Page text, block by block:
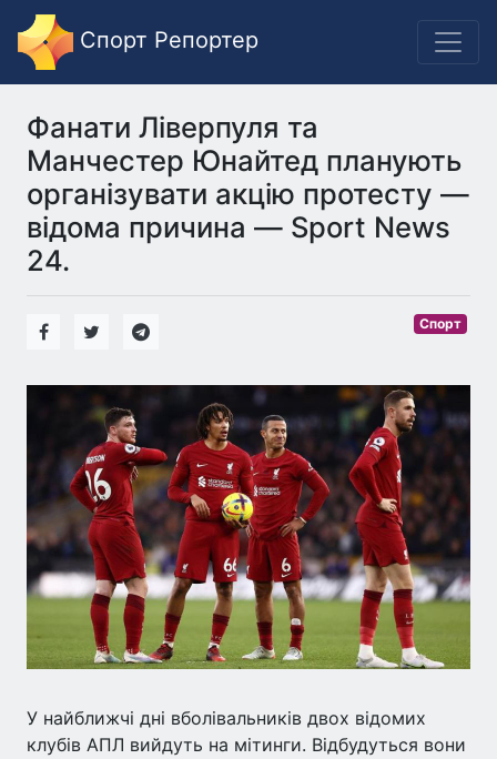
Спорт Репортер
Фанати Ліверпуля та
Манчестер Юнайтед планують
організувати акцію протесту —
відома причина — Sport News
24.
Спорт
У найближчі дні вболівальників двох відомих
клубів АПЛ вийдуть на мітинги. Відбудуться вони